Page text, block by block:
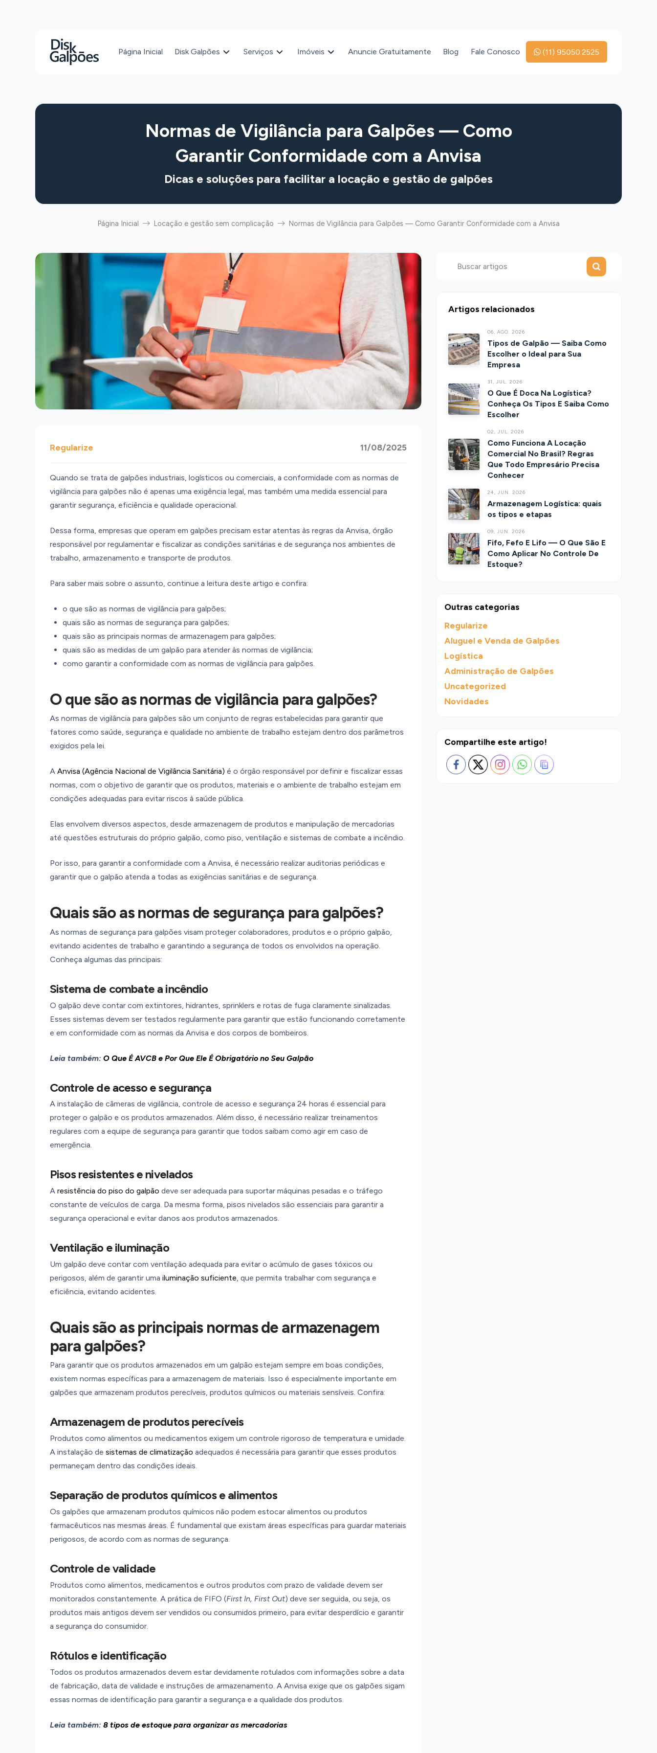
Página Inicial Disk Galpões Serviços Imóveis Anuncie Gratuitamente Blog Fale Conosco (11) 95050.2525
Normas de Vigilância para Galpões — Como
Garantir Conformidade com a Anvisa
Dicas e soluções para facilitar a locação e gestão de galpões
Página Inicial Locação e gestão sem complicação Normas de Vigilância para Galpões — Como Garantir Conformidade com a Anvisa
Regularize 11/08/2025
Quando se trata de galpões industriais, logísticos ou comerciais, a conformidade com as normas de
vigilância para galpões não é apenas uma exigência legal, mas também uma medida essencial para
garantir segurança, eficiência e qualidade operacional.
Dessa forma, empresas que operam em galpões precisam estar atentas às regras da Anvisa, órgão
responsável por regulamentar e fiscalizar as condições sanitárias e de segurança nos ambientes de
trabalho, armazenamento e transporte de produtos.
Para saber mais sobre o assunto, continue a leitura deste artigo e confira:
o que são as normas de vigilância para galpões;
quais são as normas de segurança para galpões;
quais são as principais normas de armazenagem para galpões;
quais são as medidas de um galpão para atender às normas de vigilância;
como garantir a conformidade com as normas de vigilância para galpões.
O que são as normas de vigilância para galpões?
As normas de vigilância para galpões são um conjunto de regras estabelecidas para garantir que
fatores como saúde, segurança e qualidade no ambiente de trabalho estejam dentro dos parâmetros
exigidos pela lei.
A Anvisa (Agência Nacional de Vigilância Sanitária) é o órgão responsável por definir e fiscalizar essas
normas, com o objetivo de garantir que os produtos, materiais e o ambiente de trabalho estejam em
condições adequadas para evitar riscos à saúde pública.
Elas envolvem diversos aspectos, desde armazenagem de produtos e manipulação de mercadorias
até questões estruturais do próprio galpão, como piso, ventilação e sistemas de combate a incêndio.
Por isso, para garantir a conformidade com a Anvisa, é necessário realizar auditorias periódicas e
garantir que o galpão atenda a todas as exigências sanitárias e de segurança.
Quais são as normas de segurança para galpões?
As normas de segurança para galpões visam proteger colaboradores, produtos e o próprio galpão,
evitando acidentes de trabalho e garantindo a segurança de todos os envolvidos na operação.
Conheça algumas das principais:
Sistema de combate a incêndio
O galpão deve contar com extintores, hidrantes, sprinklers e rotas de fuga claramente sinalizadas.
Esses sistemas devem ser testados regularmente para garantir que estão funcionando corretamente
e em conformidade com as normas da Anvisa e dos corpos de bombeiros.
Leia também: O Que É AVCB e Por Que Ele É Obrigatório no Seu Galpão
Controle de acesso e segurança
A instalação de câmeras de vigilância, controle de acesso e segurança 24 horas é essencial para
proteger o galpão e os produtos armazenados. Além disso, é necessário realizar treinamentos
regulares com a equipe de segurança para garantir que todos saibam como agir em caso de
emergência.
Pisos resistentes e nivelados
A resistência do piso do galpão deve ser adequada para suportar máquinas pesadas e o tráfego
constante de veículos de carga. Da mesma forma, pisos nivelados são essenciais para garantir a
segurança operacional e evitar danos aos produtos armazenados.
Ventilação e iluminação
Um galpão deve contar com ventilação adequada para evitar o acúmulo de gases tóxicos ou
perigosos, além de garantir uma iluminação suficiente, que permita trabalhar com segurança e
eficiência, evitando acidentes.
Quais são as principais normas de armazenagem
para galpões?
Para garantir que os produtos armazenados em um galpão estejam sempre em boas condições,
existem normas específicas para a armazenagem de materiais. Isso é especialmente importante em
galpões que armazenam produtos perecíveis, produtos químicos ou materiais sensíveis. Confira:
Armazenagem de produtos perecíveis
Produtos como alimentos ou medicamentos exigem um controle rigoroso de temperatura e umidade.
A instalação de sistemas de climatização adequados é necessária para garantir que esses produtos
permaneçam dentro das condições ideais.
Separação de produtos químicos e alimentos
Os galpões que armazenam produtos químicos não podem estocar alimentos ou produtos
farmacêuticos nas mesmas áreas. É fundamental que existam áreas específicas para guardar materiais
perigosos, de acordo com as normas de segurança.
Controle de validade
Produtos como alimentos, medicamentos e outros produtos com prazo de validade devem ser
monitorados constantemente. A prática de FIFO (First In, First Out) deve ser seguida, ou seja, os
produtos mais antigos devem ser vendidos ou consumidos primeiro, para evitar desperdício e garantir
a segurança do consumidor.
Rótulos e identificação
Todos os produtos armazenados devem estar devidamente rotulados com informações sobre a data
de fabricação, data de validade e instruções de armazenamento. A Anvisa exige que os galpões sigam
essas normas de identificação para garantir a segurança e a qualidade dos produtos.
Leia também: 8 tipos de estoque para organizar as mercadorias
Enviar
Artigos relacionados
06, AGO. 2026
Tipos de Galpão — Saiba Como
Escolher o Ideal para Sua
Empresa
31, JUL. 2026
O Que É Doca Na Logística?
Conheça Os Tipos E Saiba Como
Escolher
02, JUL. 2026
Como Funciona A Locação
Comercial No Brasil? Regras
Que Todo Empresário Precisa
Conhecer
24, JUN. 2026
Armazenagem Logística: quais
os tipos e etapas
09, JUN. 2026
Fifo, Fefo E Lifo — O Que São E
Como Aplicar No Controle De
Estoque?
Outras categorias
Regularize
Aluguel e Venda de Galpões
Logística
Administração de Galpões
Uncategorized
Novidades
Compartilhe este artigo!